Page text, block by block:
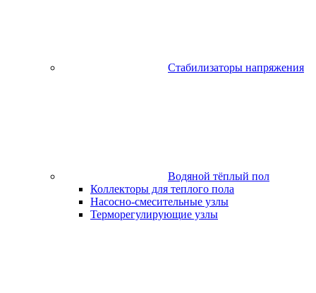
Стабилизаторы напряжения
Водяной тёплый пол
Коллекторы для теплого пола
Насосно-смесительные узлы
Терморегулирующие узлы